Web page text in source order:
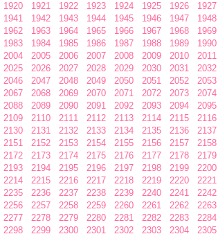
1920 1921 1922 1923 1924 1925 1926 1927
1941 1942 1943 1944 1945 1946 1947 1948
1962 1963 1964 1965 1966 1967 1968 1969
1983 1984 1985 1986 1987 1988 1989 1990
2004 2005 2006 2007 2008 2009 2010 2011
2025 2026 2027 2028 2029 2030 2031 2032
2046 2047 2048 2049 2050 2051 2052 2053
2067 2068 2069 2070 2071 2072 2073 2074
2088 2089 2090 2091 2092 2093 2094 2095
2109 2110 2111 2112 2113 2114 2115 2116
2130 2131 2132 2133 2134 2135 2136 2137
2151 2152 2153 2154 2155 2156 2157 2158
2172 2173 2174 2175 2176 2177 2178 2179
2193 2194 2195 2196 2197 2198 2199 2200
2214 2215 2216 2217 2218 2219 2220 2221
2235 2236 2237 2238 2239 2240 2241 2242
2256 2257 2258 2259 2260 2261 2262 2263
2277 2278 2279 2280 2281 2282 2283 2284
2298 2299 2300 2301 2302 2303 2304 2305